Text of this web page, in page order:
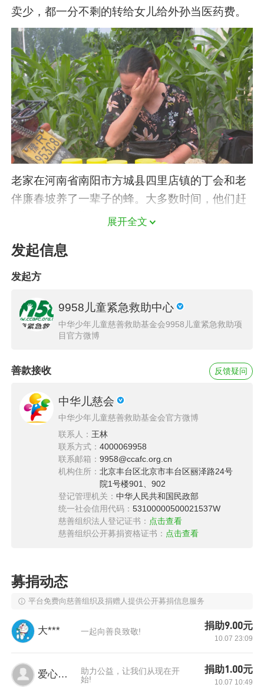
卖少，都一分不剩的转给女儿给外孙当医药费。
老家在河南省南阳市方城县四里店镇的丁会和老
伴廉春坡养了一辈子的蜂。大多数时间，他们赶
着蜂群跟着花期四处迁徙。今年春节过年时，他
被困了三个多月。好不容易熬过了三个月，老两
口4月底才从湖北回到老家，本想着好好安顿安
对双胞胎外孙刚出手术室就住进了重症监护室。
廉爽无意中从姐姐处知道，妈妈丁会在采野蜂蜜
舍不得多花一分钱的母亲只在老伴儿的强烈要求
下到镇上卫生所打了一针过敏针之后，继续坚持
展开全文
发起信息
发起方
9958儿童紧急救助中心
中华少年儿童慈善救助基金会9958儿童紧急救助项
目官方微博
善款接收
中华儿慈会
中华少年儿童慈善救助基金会官方微博
联系人： 王林
联系方式：4000069958
联系邮箱：9958@ccafc.org.cn
机构住所：北京丰台区北京市丰台区丽泽路24号
院1号楼901、902
登记管理机关：中华人民共和国民政部
统一社会信用代码：53100000500021537W
慈善组织法人登记证书： 点击查看
慈善组织公开募捐资格证书： 点击查看
反馈疑问
募捐动态
平台免费向慈善组织及捐赠人提供公开募捐信息服务
大*** 一起向善良致敬!
捐助9.00元
10.07 23:09
爱心网友
助力公益，让我们从现在开
始!
捐助1.00元
10.07 10:49